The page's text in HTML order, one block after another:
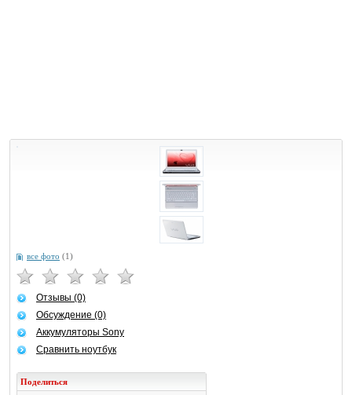
все фото (1)
Отзывы (0)
Обсуждение (0)
Аккумуляторы Sony
Сравнить ноутбук
Поделиться